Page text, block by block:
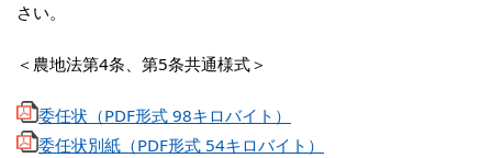
さい。
＜農地法第4条、第5条共通様式＞
委任状（PDF形式 98キロバイト）
委任状別紙（PDF形式 54キロバイト）